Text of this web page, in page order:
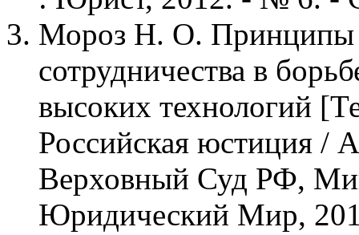
Мороз Н. О. Принципы
сотрудничества в
высоких технологий
Российская юстиция /
Верховный Суд РФ,
Юридический Мир,